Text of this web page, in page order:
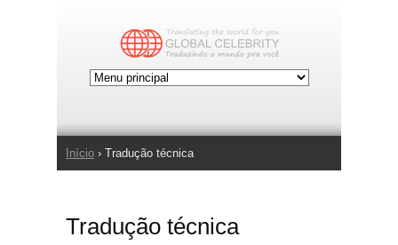
Você está aqui
Início › Tradução técnica
Tradução técnica